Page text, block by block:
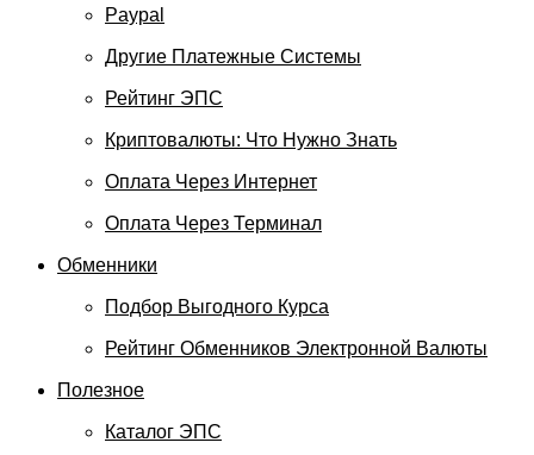
Paypal
Другие Платежные Системы
Рейтинг ЭПС
Криптовалюты: Что Нужно Знать
Оплата Через Интернет
Оплата Через Терминал
Обменники
Подбор Выгодного Курса
Рейтинг Обменников Электронной Валюты
Полезное
Каталог ЭПС